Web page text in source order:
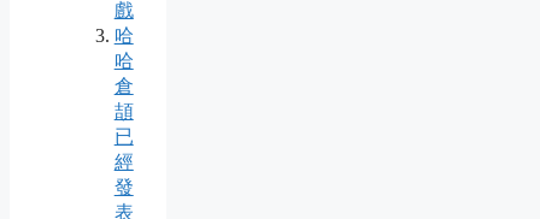
戲
哈
哈
倉
頡
已
經
發
表